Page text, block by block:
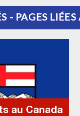
- PAGES
au Canada